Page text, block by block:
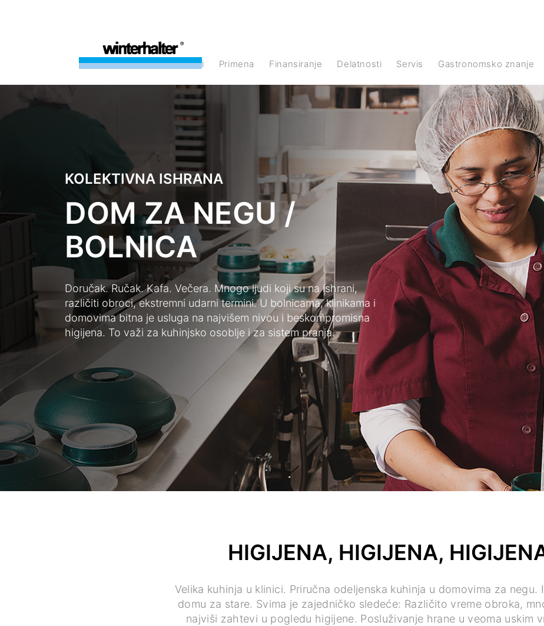
Proizvodi Primena Finansiranje Delatnosti Servis Gastronomsko znanje
KOLEKTIVNA ISHRANA
DOM ZA NEGU /
BOLNICA
Doručak. Ručak. Kafa. Večera. Mnogo ljudi koji su na ishrani,
različiti obroci, ekstremni udarni termini. U bolnicama, klinikama i
domovima bitna je usluga na najvišem nivou i beskompromisna
higijena. To važi za kuhinjsko osoblje i za sistem pranja.
HIGIJENA, HIGIJENA,
Velika kuhinja u klinici. Priručna odeljenska kuhinja u domovima za negu.
domu za stare. Svima je zajedničko sledeće: Različito vreme obroka,
najviši zahtevi u pogledu higijene. Posluživanje hrane u veoma uskim